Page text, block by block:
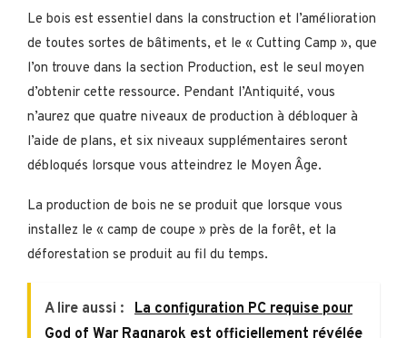
Le bois est essentiel dans la construction et l’amélioration
de toutes sortes de bâtiments, et le « Cutting Camp », que
l’on trouve dans la section Production, est le seul moyen
d’obtenir cette ressource. Pendant l’Antiquité, vous
n’aurez que quatre niveaux de production à débloquer à
l’aide de plans, et six niveaux supplémentaires seront
débloqués lorsque vous atteindrez le Moyen Âge.
La production de bois ne se produit que lorsque vous
installez le « camp de coupe » près de la forêt, et la
déforestation se produit au fil du temps.
A lire aussi : La configuration PC requise pour